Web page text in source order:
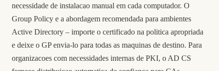
necessidade de instalacao manual em cada computador. O
Group Policy e a abordagem recomendada para ambientes
Active Directory – importe o certificado na politica apropriada
e deixe o GP envia-lo para todas as maquinas de destino. Para
organizacoes com necessidades internas de PKI, o AD CS